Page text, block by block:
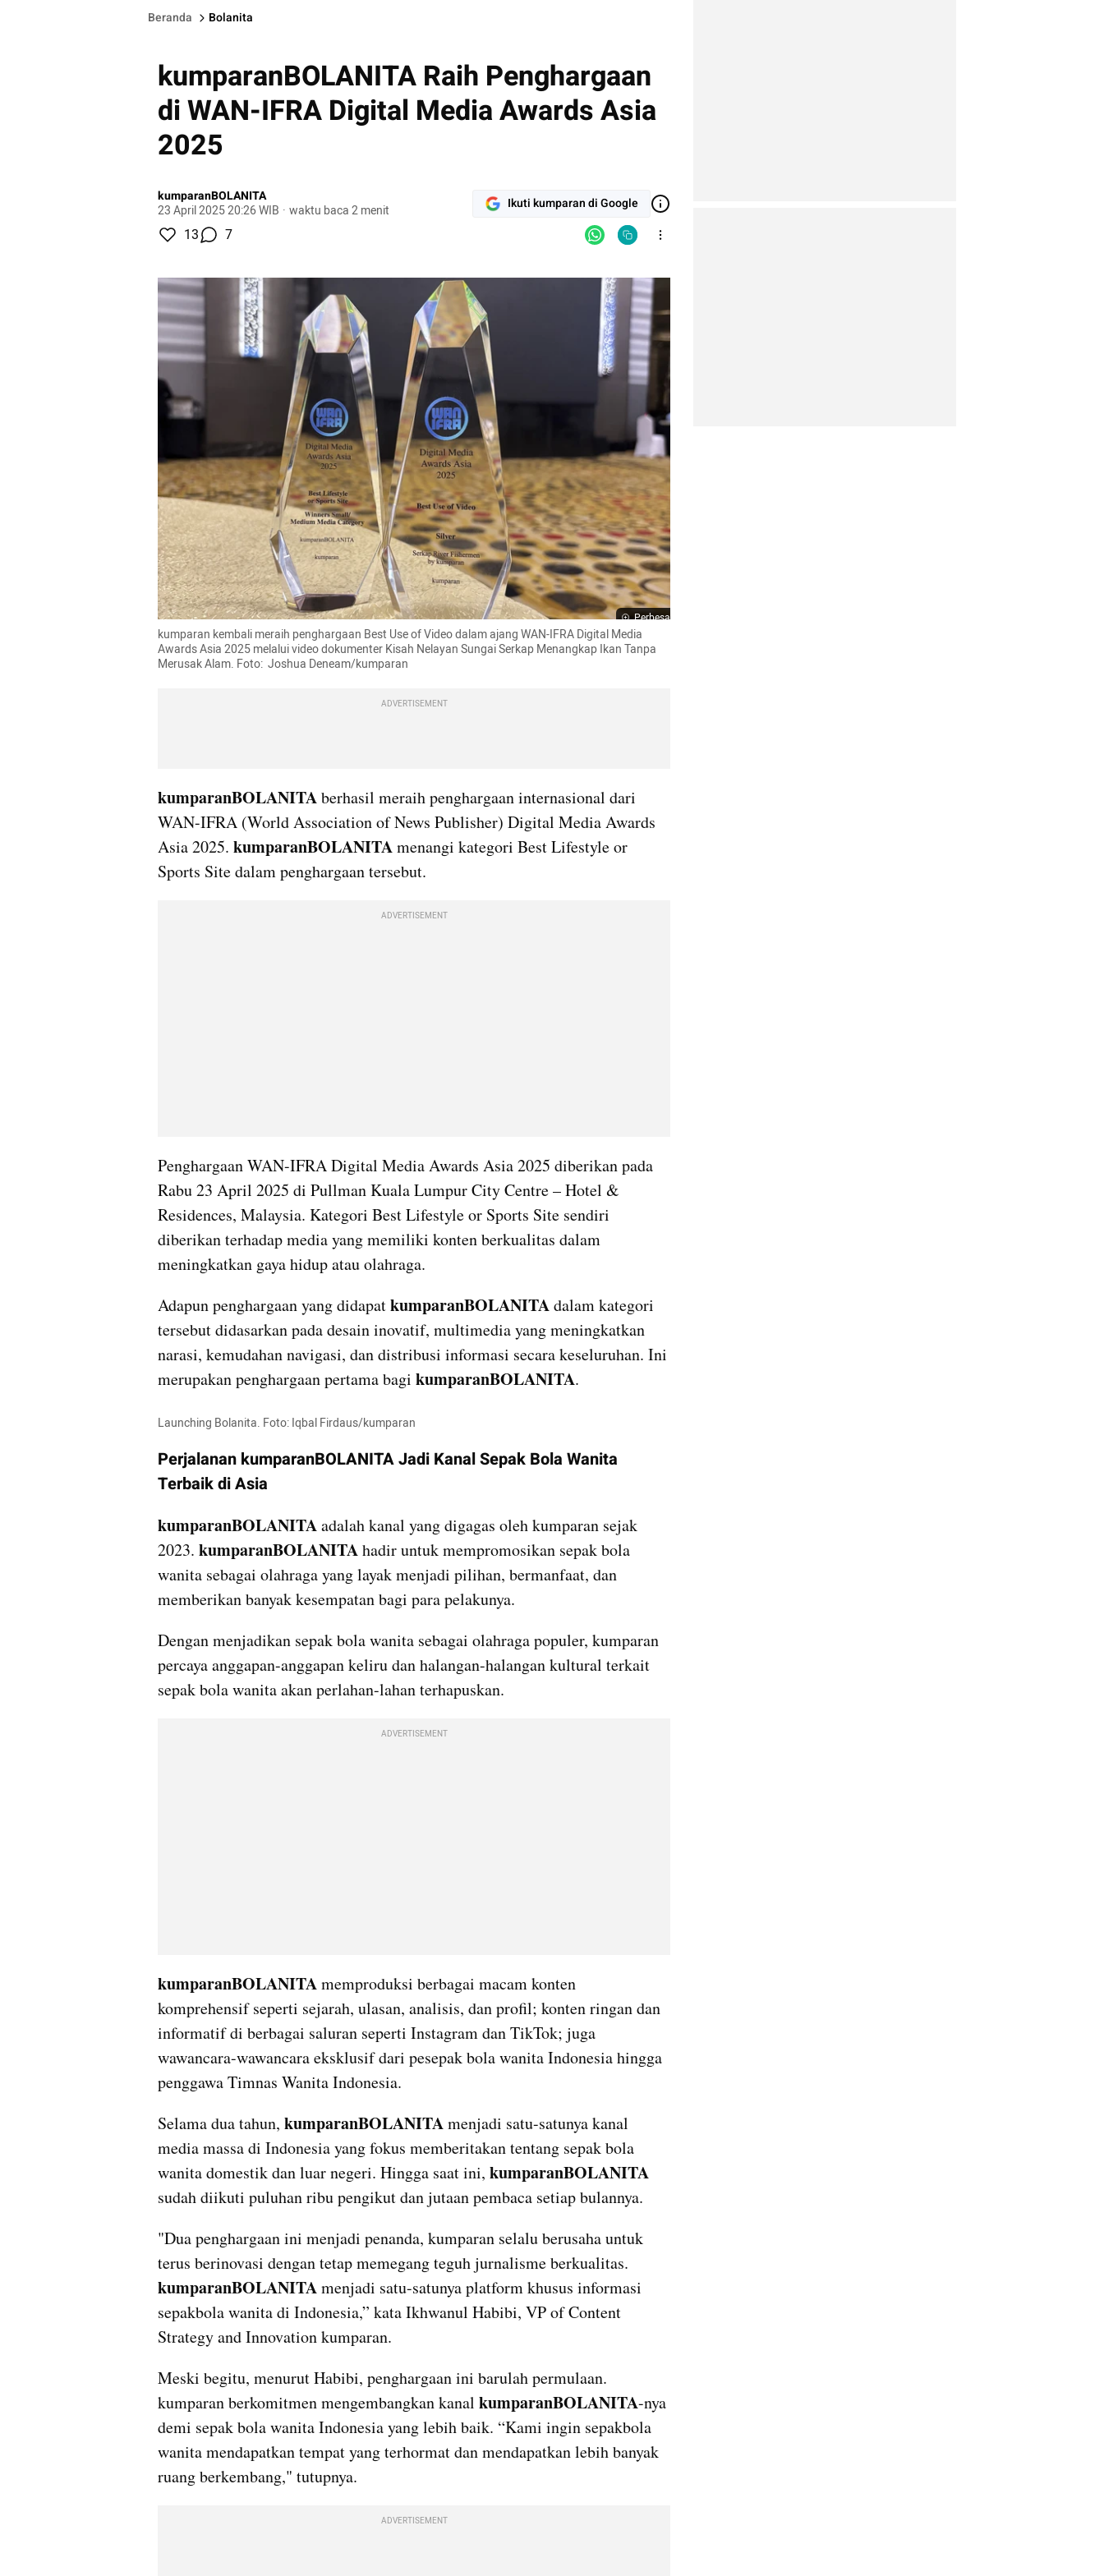
Beranda Bolanita
kumparanBOLANITA Raih Penghargaan
di WAN-IFRA Digital Media Awards Asia
2025
kumparanBOLANITA
23 April 2025 20:26 WIB · waktu baca 2 menit Ikuti kumparan di Google
13 7
Perbesar
kumparan kembali meraih penghargaan Best Use of Video dalam ajang WAN-IFRA Digital Media
Awards Asia 2025 melalui video dokumenter Kisah Nelayan Sungai Serkap Menangkap Ikan Tanpa
Merusak Alam. Foto:  Joshua Deneam/kumparan
ADVERTISEMENT
kumparanBOLANITA berhasil meraih penghargaan internasional dari
WAN-IFRA (World Association of News Publisher) Digital Media Awards
Asia 2025. kumparanBOLANITA menangi kategori Best Lifestyle or
Sports Site dalam penghargaan tersebut.
ADVERTISEMENT
Penghargaan WAN-IFRA Digital Media Awards Asia 2025 diberikan pada
Rabu 23 April 2025 di Pullman Kuala Lumpur City Centre – Hotel &
Residences, Malaysia. Kategori Best Lifestyle or Sports Site sendiri
diberikan terhadap media yang memiliki konten berkualitas dalam
meningkatkan gaya hidup atau olahraga.
Adapun penghargaan yang didapat kumparanBOLANITA dalam kategori
tersebut didasarkan pada desain inovatif, multimedia yang meningkatkan
narasi, kemudahan navigasi, dan distribusi informasi secara keseluruhan. Ini
merupakan penghargaan pertama bagi kumparanBOLANITA.
Launching Bolanita. Foto: Iqbal Firdaus/kumparan
Perjalanan kumparanBOLANITA Jadi Kanal Sepak Bola Wanita
Terbaik di Asia
kumparanBOLANITA adalah kanal yang digagas oleh kumparan sejak
2023. kumparanBOLANITA hadir untuk mempromosikan sepak bola
wanita sebagai olahraga yang layak menjadi pilihan, bermanfaat, dan
memberikan banyak kesempatan bagi para pelakunya.
Dengan menjadikan sepak bola wanita sebagai olahraga populer, kumparan
percaya anggapan-anggapan keliru dan halangan-halangan kultural terkait
sepak bola wanita akan perlahan-lahan terhapuskan.
ADVERTISEMENT
kumparanBOLANITA memproduksi berbagai macam konten
komprehensif seperti sejarah, ulasan, analisis, dan profil; konten ringan dan
informatif di berbagai saluran seperti Instagram dan TikTok; juga
wawancara-wawancara eksklusif dari pesepak bola wanita Indonesia hingga
penggawa Timnas Wanita Indonesia.
Selama dua tahun, kumparanBOLANITA menjadi satu-satunya kanal
media massa di Indonesia yang fokus memberitakan tentang sepak bola
wanita domestik dan luar negeri. Hingga saat ini, kumparanBOLANITA
sudah diikuti puluhan ribu pengikut dan jutaan pembaca setiap bulannya.
"Dua penghargaan ini menjadi penanda, kumparan selalu berusaha untuk
kumparanBOLANITA menjadi satu-satunya platform khusus informasi
sepakbola wanita di Indonesia,” kata Ikhwanul Habibi, VP of Content
Strategy and Innovation kumparan.
Meski begitu, menurut Habibi, penghargaan ini barulah permulaan.
kumparan berkomitmen mengembangkan kanal kumparanBOLANITA-nya
demi sepak bola wanita Indonesia yang lebih baik. “Kami ingin sepakbola
wanita mendapatkan tempat yang terhormat dan mendapatkan lebih banyak
ruang berkembang," tutupnya.
ADVERTISEMENT